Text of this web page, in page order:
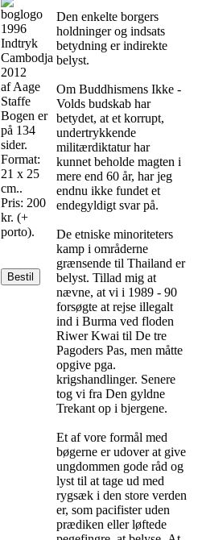
1996
Indtryk
Cambodja
2012
af Aage
Staffe
Bogen er
på 134
sider.
Format:
21 x 25
cm..
Pris: 200
kr. (+
porto).
Bestil
Den enkelte borgers
holdninger og indsats
betydning er indirekte
belyst.
Om Buddhismens Ikke -
Volds budskab har
betydet, at et korrupt,
undertrykkende
militærdiktatur har
kunnet beholde magten i
mere end 60 år, har jeg
endnu ikke fundet et
endegyldigt svar på.
De etniske minoriteters
kamp i områderne
grænsende til Thailand er
belyst. Tillad mig at
nævne, at vi i 1989 - 90
forsøgte at rejse illegalt
ind i Burma ved floden
Riwer Kwai til De tre
Pagoders Pas, men måtte
opgive pga.
krigshandlinger. Senere
tog vi fra Den gyldne
Trekant op i bjergene.
Et af vore formål med
bøgerne er udover at give
ungdommen gode råd og
lyst til at tage ud med
rygsæk i den store verden
er, som pacifister uden
prædiken eller løftede